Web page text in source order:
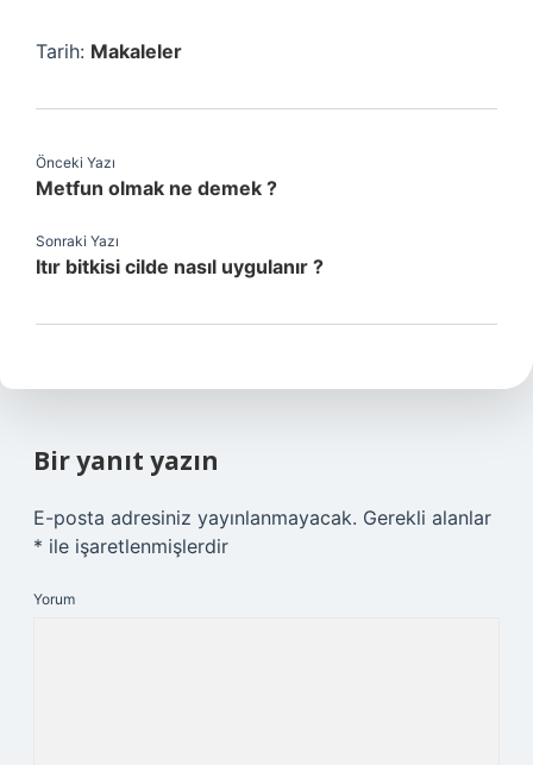
Tarih: Makaleler
Önceki Yazı
Metfun olmak ne demek ?
Sonraki Yazı
Itır bitkisi cilde nasıl uygulanır ?
Bir yanıt yazın
E-posta adresiniz yayınlanmayacak. Gerekli alanlar
* ile işaretlenmişlerdir
Yorum